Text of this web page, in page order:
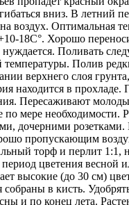
вниз. В летний
воздух. Оптимальная
18С°. Хорошо
Поливать
температуры. Полив
верхнего слоя
находится в прохладе.
Пересаживают
по мере необходимости.
дочерними розетками.
пропускающим
торф и перлит 1:1,
цветения весной
высокие (до 30 см)
в кисть.
и по конец лета.